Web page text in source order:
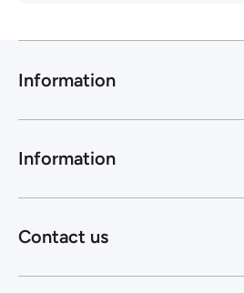
Information
Information
Contact us